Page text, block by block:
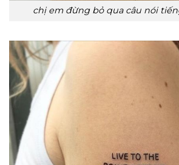
chị em đừng bỏ qua câu nói